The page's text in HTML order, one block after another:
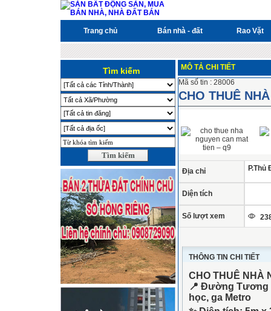
Trang chủ Bán nhà - đất Rao Vặt
Tìm kiếm MÔ TẢ CHI TIẾT
Mã số tin : 28006
CHO THUÊ
Địa chỉ P.Thủ
Diện tích
Số lượt xem
THÔNG TIN CHI TIẾT
CHO THUÊ NHÀ
📍 Đường Tương
học, ga Metro